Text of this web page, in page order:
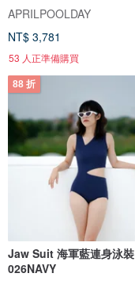
APRILPOOLDAY
NT$ 3,781
53 人正準備購買
88 折
Jaw Suit 海軍藍連身泳裝
026NAVY